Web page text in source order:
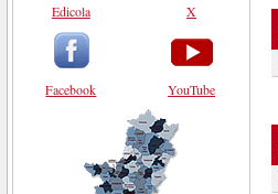
Edicola
Facebook
X
YouTube